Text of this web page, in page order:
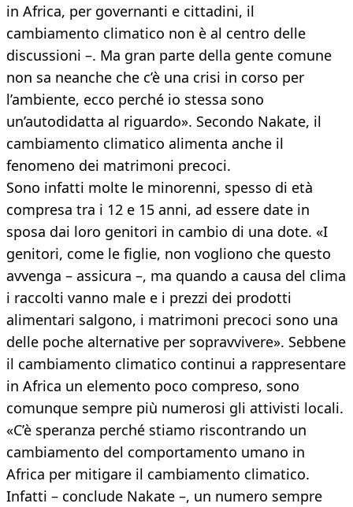
in Africa, per governanti e cittadini, il
cambiamento climatico non è al centro delle
discussioni –. Ma gran parte della gente comune
non sa neanche che c’è una crisi in corso per
l’ambiente, ecco perché io stessa sono
un’autodidatta al riguardo». Secondo Nakate, il
cambiamento climatico alimenta anche il
fenomeno dei matrimoni precoci.
Sono infatti molte le minorenni, spesso di età
compresa tra i 12 e 15 anni, ad essere date in
sposa dai loro genitori in cambio di una dote. «I
genitori, come le figlie, non vogliono che questo
avvenga – assicura –, ma quando a causa del clima
i raccolti vanno male e i prezzi dei prodotti
alimentari salgono, i matrimoni precoci sono una
delle poche alternative per sopravvivere». Sebbene
il cambiamento climatico continui a rappresentare
in Africa un elemento poco compreso, sono
comunque sempre più numerosi gli attivisti locali.
«C’è speranza perché stiamo riscontrando un
cambiamento del comportamento umano in
Africa per mitigare il cambiamento climatico.
Infatti – conclude Nakate –, un numero sempre